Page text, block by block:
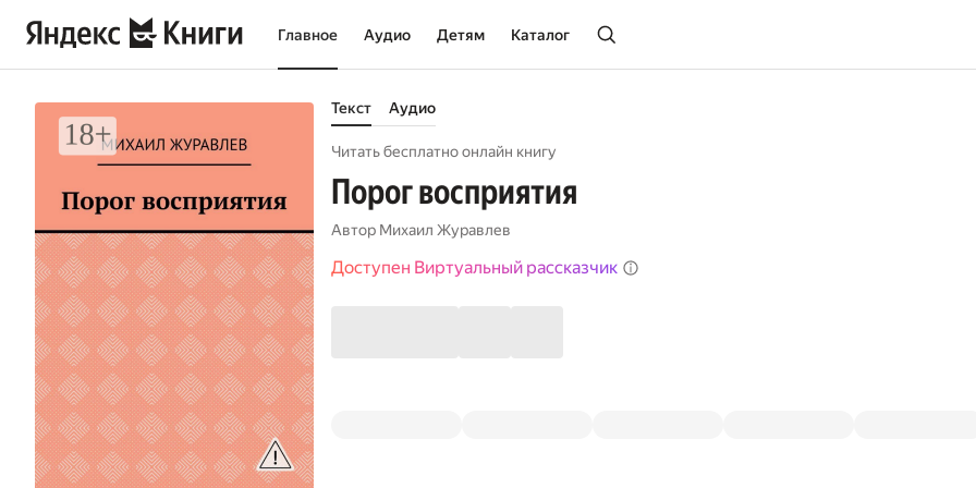
Главное Аудио Детям Каталог
Текст Аудио
Читать бесплатно онлайн книгу
Порог восприятия
Автор Михаил Журавлев
Доступен Виртуальный рассказчик